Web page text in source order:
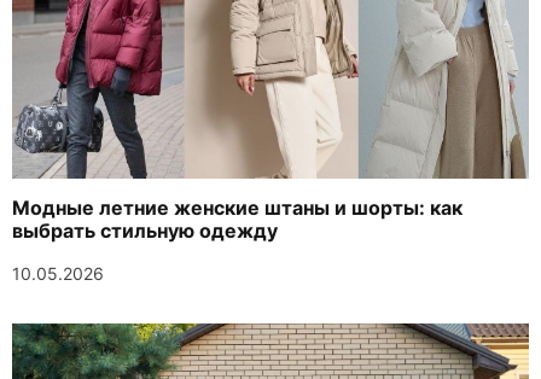
Модные летние женские штаны и шорты: как
выбрать стильную одежду
10.05.2026